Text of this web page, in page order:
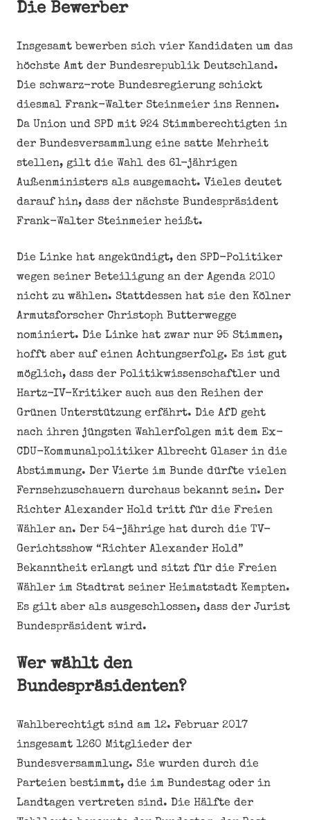
Die Bewerber
Insgesamt bewerben sich vier Kandidaten um das
höchste Amt der Bundesrepublik Deutschland.
Die schwarz-rote Bundesregierung schickt
diesmal Frank-Walter Steinmeier ins Rennen.
Da Union und SPD mit 924 Stimmberechtigten in
der Bundesversammlung eine satte Mehrheit
stellen, gilt die Wahl des 61-jährigen
Außenministers als ausgemacht. Vieles deutet
darauf hin, dass der nächste Bundespräsident
Frank-Walter Steinmeier heißt.
Die Linke hat angekündigt, den SPD-Politiker
wegen seiner Beteiligung an der Agenda 2010
nicht zu wählen. Stattdessen hat sie den Kölner
Armutsforscher Christoph Butterwegge
nominiert. Die Linke hat zwar nur 95 Stimmen,
hofft aber auf einen Achtungserfolg. Es ist gut
möglich, dass der Politikwissenschaftler und
Hartz-IV-Kritiker auch aus den Reihen der
Grünen Unterstützung erfährt. Die AfD geht
nach ihren jüngsten Wahlerfolgen mit dem Ex-
CDU-Kommunalpolitiker Albrecht Glaser in die
Abstimmung. Der Vierte im Bunde dürfte vielen
Fernsehzuschauern durchaus bekannt sein. Der
Richter Alexander Hold tritt für die Freien
Wähler an. Der 54-jährige hat durch die TV-
Gerichtsshow “Richter Alexander Hold”
Bekanntheit erlangt und sitzt für die Freien
Wähler im Stadtrat seiner Heimatstadt Kempten.
Es gilt aber als ausgeschlossen, dass der Jurist
Bundespräsident wird.
Wer wählt den
Bundespräsidenten?
Wahlberechtigt sind am 12. Februar 2017
insgesamt 1260 Mitglieder der
Bundesversammlung. Sie wurden durch die
Parteien bestimmt, die im Bundestag oder in
Landtagen vertreten sind. Die Hälfte der